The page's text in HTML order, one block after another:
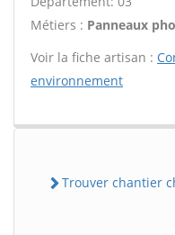
Métiers : Panneaux
Voir la fiche artisan :
environnement
Trouver chantier